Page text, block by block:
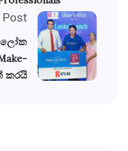
Post
ලෝක
කරයි